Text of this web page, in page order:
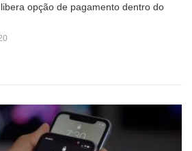
opção de pagamento dentro do